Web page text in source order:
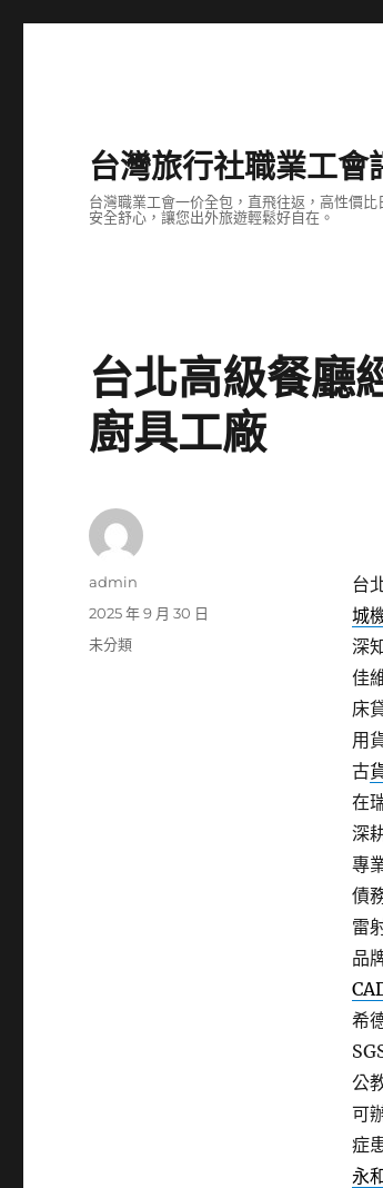
台灣旅行社職業工會
台灣職業工會一价全包，直飛往返，高性價
安全舒心，讓您出外旅遊輕鬆好自在。
台北高級餐廳
廚具工廠
台
城
深
佳
床
用
古
在
深
專
債
雷
品
希
公
可
症
永
作
admin
發
佈
2025 年 9 月 30 日
分
未分類